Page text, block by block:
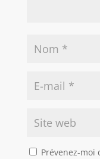
Prévenez-moi